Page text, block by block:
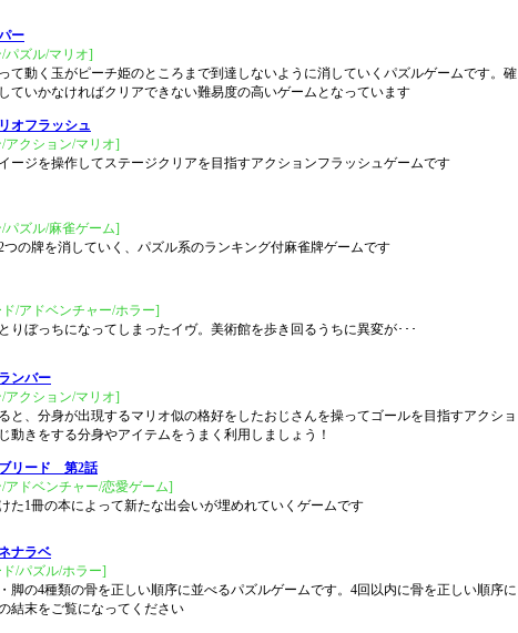
ー
パズル/マリオ]
て動く玉がピーチ姫のところまで到達しないように消していくパズルゲームです。確
ていかなければクリアできない難易度の高いゲームとなっています
オフラッシュ
アクション/マリオ]
ージを操作してステージクリアを目指すアクションフラッシュゲームです
パズル/麻雀ゲーム]
つの牌を消していく、パズル系のランキング付麻雀牌ゲームです
/アドベンチャー/ホラー]
りぼっちになってしまったイヴ。美術館を歩き回るうちに異変が･･･
ンバー
アクション/マリオ]
と、分身が出現するマリオ似の格好をしたおじさんを操ってゴールを目指すアクショ
動きをする分身やアイテムをうまく利用しましょう！
リード 第2話
アドベンチャー/恋愛ゲーム]
た1冊の本によって新たな出会いが埋めれていくゲームです
ナラベ
/パズル/ホラー]
脚の4種類の骨を正しい順序に並べるパズルゲームです。4回以内に骨を正しい順序に
結末をご覧になってください